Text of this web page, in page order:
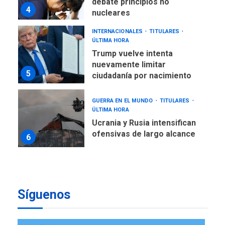
5
ciudadanía por nacimiento
6
GUERRA EN EL MUNDO
Ucrania y Rusia intensifican
ofensivas de largo alcance
7
EEUU sanciona a ocho
militares y cinco entidades
1
Síguenos